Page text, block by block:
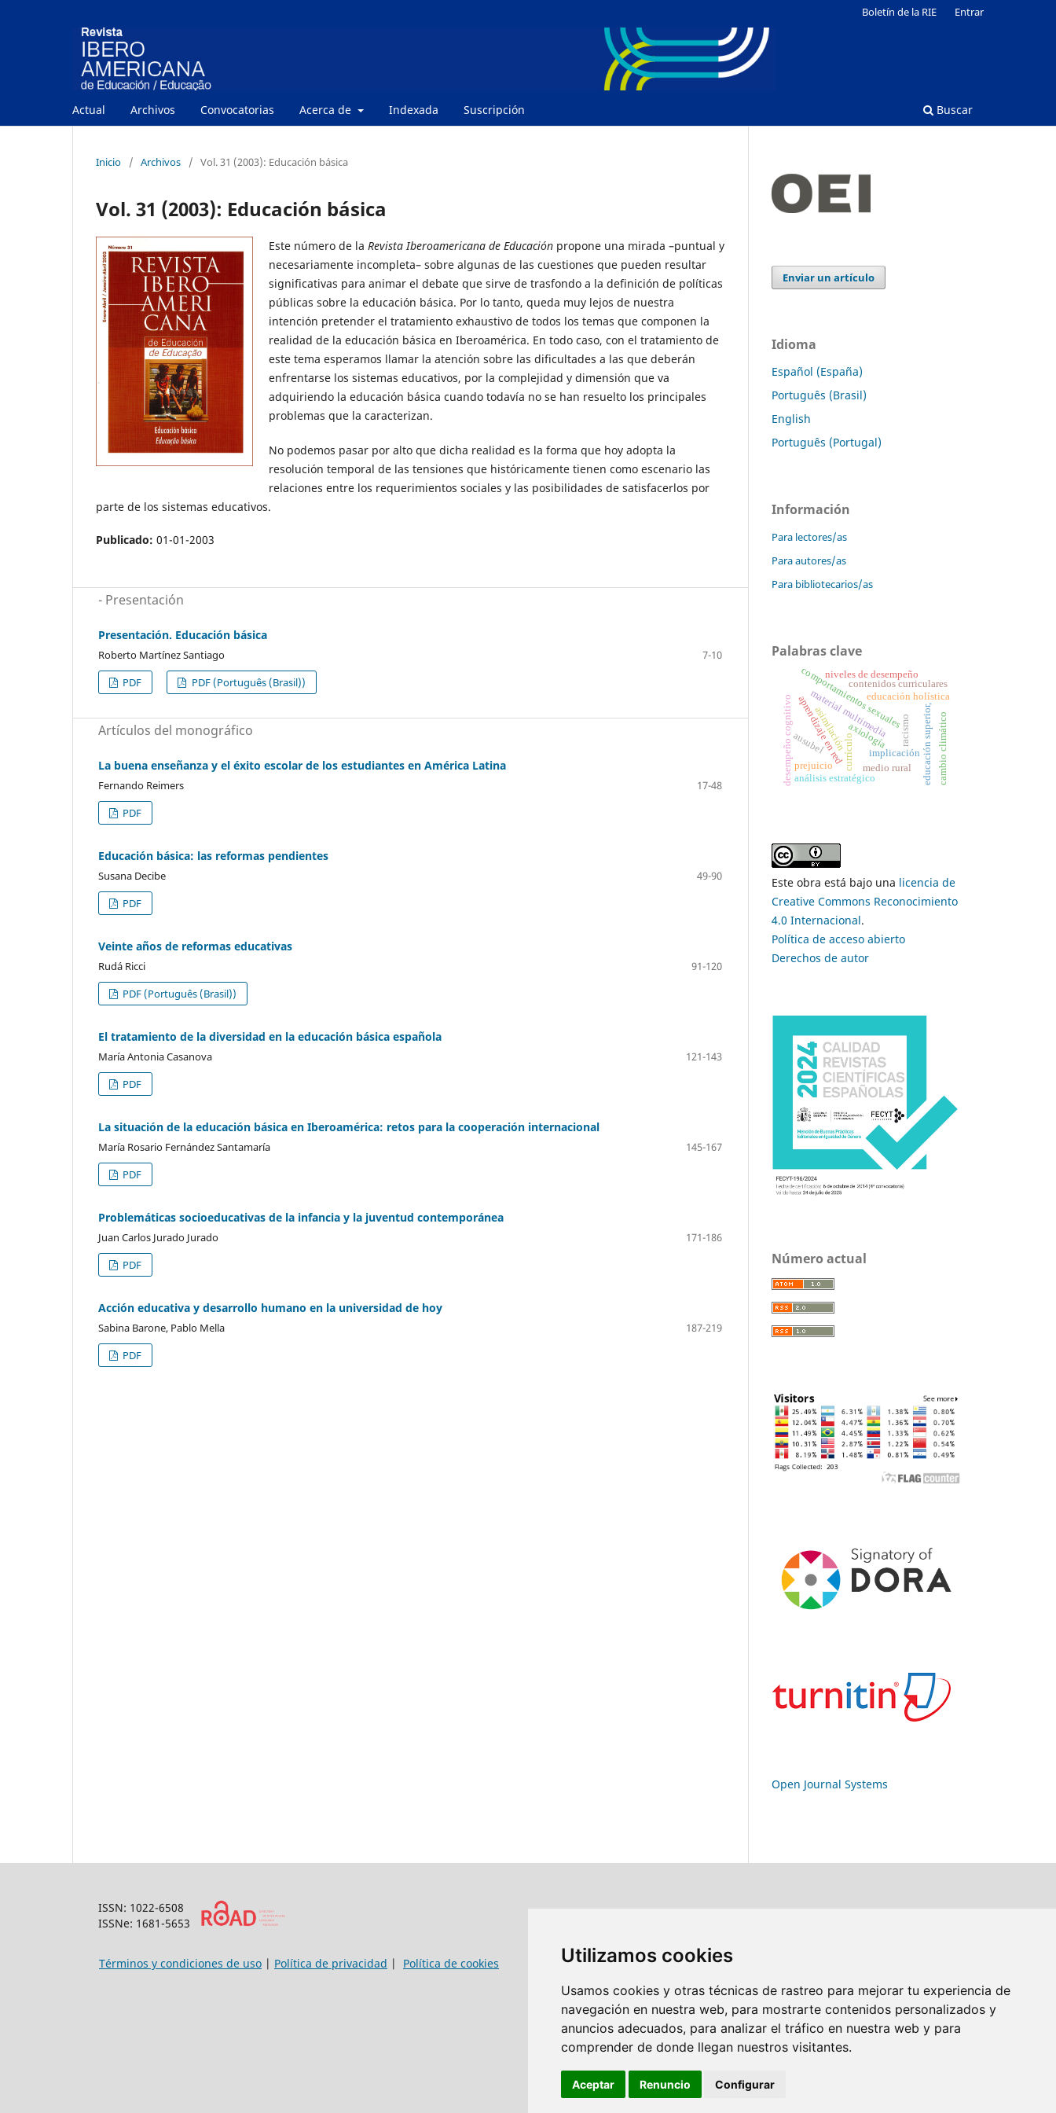
Utilizamos cookies
Usamos cookies y otras técnicas de rastreo para mejorar tu experiencia de
navegación en nuestra web, para mostrarte contenidos personalizados y
anuncios adecuados, para analizar el tráfico en nuestra web y para
comprender de donde llegan nuestros visitantes.
Aceptar Renuncio Configurar
Actual Archivos Convocatorias Acerca de Indexada Suscripción Buscar
Boletín de la RIE Entrar
Inicio / Archivos / Vol. 31 (2003): Educación básica
Vol. 31 (2003): Educación básica
Este número de la Revista Iberoamericana de Educación propone una mirada –puntual y
necesariamente incompleta– sobre algunas de las cuestiones que pueden resultar
significativas para animar el debate que sirve de trasfondo a la definición de políticas
públicas sobre la educación básica. Por lo tanto, queda muy lejos de nuestra
intención pretender el tratamiento exhaustivo de todos los temas que componen la
realidad de la educación básica en Iberoamérica. En todo caso, con el tratamiento de
este tema esperamos llamar la atención sobre las dificultades a las que deberán
enfrentarse los sistemas educativos, por la complejidad y dimensión que va
adquiriendo la educación básica cuando todavía no se han resuelto los principales
problemas que la caracterizan.
No podemos pasar por alto que dicha realidad es la forma que hoy adopta la
resolución temporal de las tensiones que históricamente tienen como escenario las
relaciones entre los requerimientos sociales y las posibilidades de satisfacerlos por
parte de los sistemas educativos.
Publicado: 01-01-2003
- Presentación
Presentación. Educación básica
Roberto Martínez Santiago
7-10
PDF
PDF (Português (Brasil))
Artículos del monográfico
La buena enseñanza y el éxito escolar de los estudiantes en América Latina
Fernando Reimers
17-48
PDF
Educación básica: las reformas pendientes
Susana Decibe
49-90
PDF
Veinte años de reformas educativas
Rudá Ricci
91-120
PDF (Português (Brasil))
El tratamiento de la diversidad en la educación básica española
María Antonia Casanova
121-143
PDF
La situación de la educación básica en Iberoamérica: retos para la cooperación internacional
María Rosario Fernández Santamaría
145-167
PDF
Problemáticas socioeducativas de la infancia y la juventud contemporánea
Juan Carlos Jurado Jurado
171-186
PDF
Acción educativa y desarrollo humano en la universidad de hoy
Sabina Barone, Pablo Mella
187-219
PDF
Enviar un artículo
Idioma
Español (España)
Português (Brasil)
English
Português (Portugal)
Información
Para lectores/as
Para autores/as
Para bibliotecarios/as
Palabras clave
currículo implicación
axiología
material multimedia
comportamientos sexualeseducación holística
análisis estratégico
contenidos curriculares
educación superior,
niveles de desempeño
aprendizaje en red
desempeño cognitivo asimilación racismo
prejuicio
ausubel
medio rural cambio climático
Este obra está bajo una licencia de
Creative Commons Reconocimiento
4.0 Internacional.
Política de acceso abierto
Derechos de autor
Número actual
Open Journal Systems
ISSN: 1022-6508
ISSNe: 1681-5653
Términos y condiciones de uso | Política de privacidad | Política de cookies